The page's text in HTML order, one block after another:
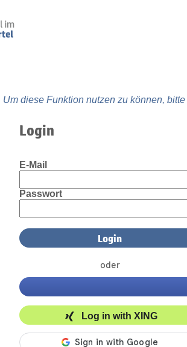
Um diese Funktion nutzen zu können,
Login
E-Mail
Passwort
oder
Log in with XING